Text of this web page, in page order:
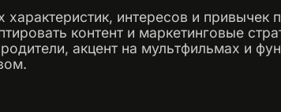
интересов и привычек
контент и маркетинговые
акцент на мультфильмах и